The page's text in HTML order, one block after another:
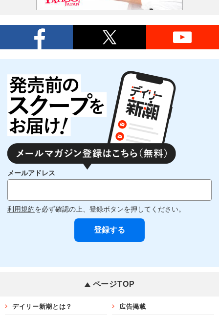
メールアドレス
利用規約を必ず確認の上、登録ボタンを押してください。
ページTOP
デイリー新潮とは？ 広告掲載